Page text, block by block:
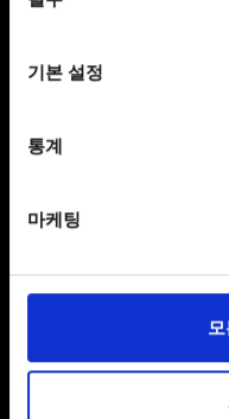
Collect
Identify your
Find out more about
일부 쿠키는 웹 사이트
관련 기술적 피드백을
환경을 개선하기 위해
기본 설정
통계
마케팅